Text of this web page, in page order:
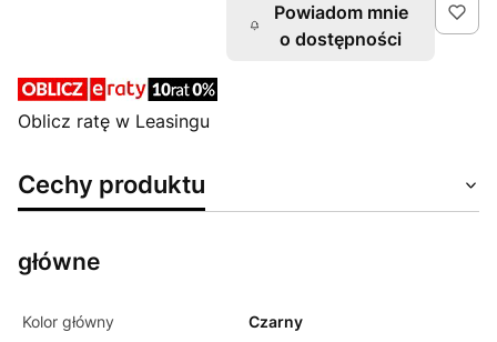
Powiadom mnie
o dostępności
Oblicz ratę w Leasingu
Cechy produktu
główne
Kolor główny Czarny